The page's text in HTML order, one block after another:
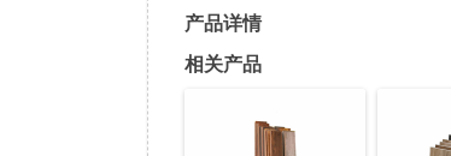
产品详情
相关产品